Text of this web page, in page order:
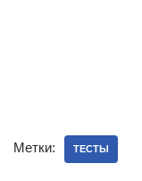
Метки: ТЕСТЫ